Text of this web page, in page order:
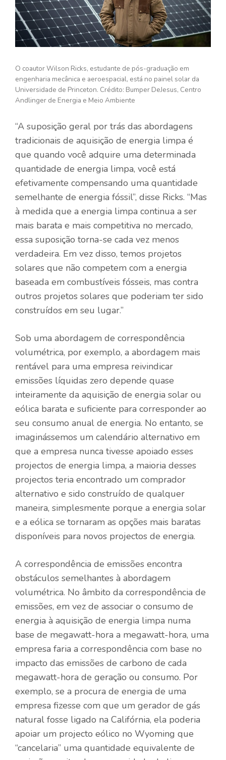
O coautor Wilson Ricks, estudante de pós-graduação em
engenharia mecânica e aeroespacial, está no painel solar da
Universidade de Princeton. Crédito: Bumper DeJesus, Centro
Andlinger de Energia e Meio Ambiente
“A suposição geral por trás das abordagens
tradicionais de aquisição de energia limpa é
que quando você adquire uma determinada
quantidade de energia limpa, você está
efetivamente compensando uma quantidade
semelhante de energia fóssil”, disse Ricks. “Mas
à medida que a energia limpa continua a ser
mais barata e mais competitiva no mercado,
essa suposição torna-se cada vez menos
verdadeira. Em vez disso, temos projetos
solares que não competem com a energia
baseada em combustíveis fósseis, mas contra
outros projetos solares que poderiam ter sido
construídos em seu lugar.”
Sob uma abordagem de correspondência
volumétrica, por exemplo, a abordagem mais
rentável para uma empresa reivindicar
emissões líquidas zero depende quase
inteiramente da aquisição de energia solar ou
eólica barata e suficiente para corresponder ao
seu consumo anual de energia. No entanto, se
imaginássemos um calendário alternativo em
que a empresa nunca tivesse apoiado esses
projectos de energia limpa, a maioria desses
projectos teria encontrado um comprador
alternativo e sido construído de qualquer
maneira, simplesmente porque a energia solar
e a eólica se tornaram as opções mais baratas
disponíveis para novos projectos de energia.
A correspondência de emissões encontra
obstáculos semelhantes à abordagem
volumétrica. No âmbito da correspondência de
emissões, em vez de associar o consumo de
energia à aquisição de energia limpa numa
base de megawatt-hora a megawatt-hora, uma
empresa faria a correspondência com base no
impacto das emissões de carbono de cada
megawatt-hora de geração ou consumo. Por
exemplo, se a procura de energia de uma
empresa fizesse com que um gerador de gás
natural fosse ligado na Califórnia, ela poderia
apoiar um projecto eólico no Wyoming que
“cancelaria” uma quantidade equivalente de